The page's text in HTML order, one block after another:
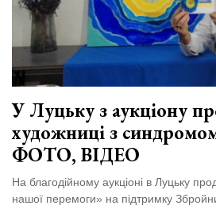
У Луцьку з аукціону
художниці з
ФОТО, ВІДЕО
На благодійному аукціоні в Луцьку
нашої перемоги» на підтримку